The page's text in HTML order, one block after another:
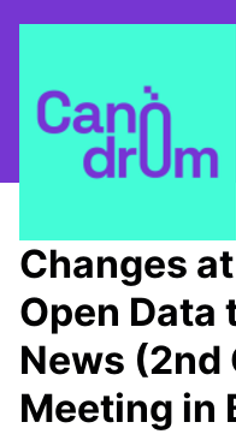
/ Canòdrom Obert
Changes
Open Data
News (2nd
Meeting in